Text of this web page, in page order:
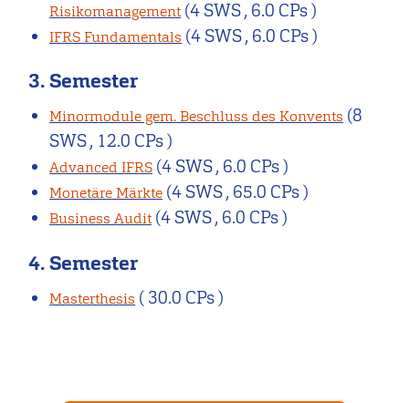
Risikomanagement (4 SWS , 6.0 CPs )
IFRS Fundamentals (4 SWS , 6.0 CPs )
3. Semester
Minormodule gem. Beschluss des Konvents (8
SWS , 12.0 CPs )
Advanced IFRS (4 SWS , 6.0 CPs )
Monetäre Märkte (4 SWS , 65.0 CPs )
Business Audit (4 SWS , 6.0 CPs )
4. Semester
Masterthesis ( 30.0 CPs )